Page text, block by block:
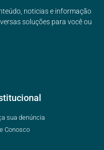
noticias e informação
soluções para você ou
sua denúncia
Conosco